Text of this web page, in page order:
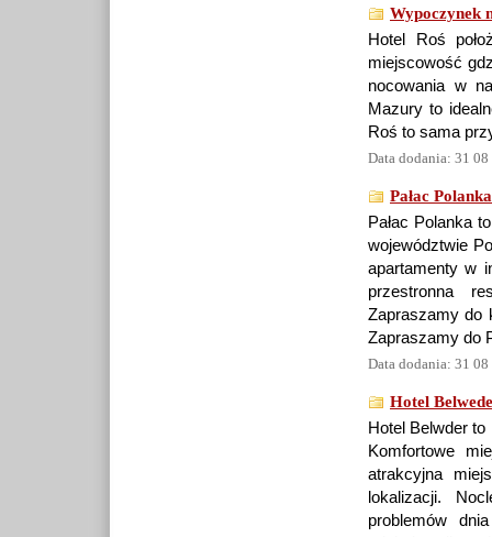
Wypoczynek
Hotel Roś
miejscowość
nocowania w
Mazury to
Roś to sama
Data dodania: 31
Pałac
Pałac Polanka
województwie
apartamenty w
przestronna
Zapraszamy do
Zapraszamy do
Data dodania: 31
Hotel
Hotel Belwder
Komfortowe
atrakcyjna
lokalizacji.
problemów